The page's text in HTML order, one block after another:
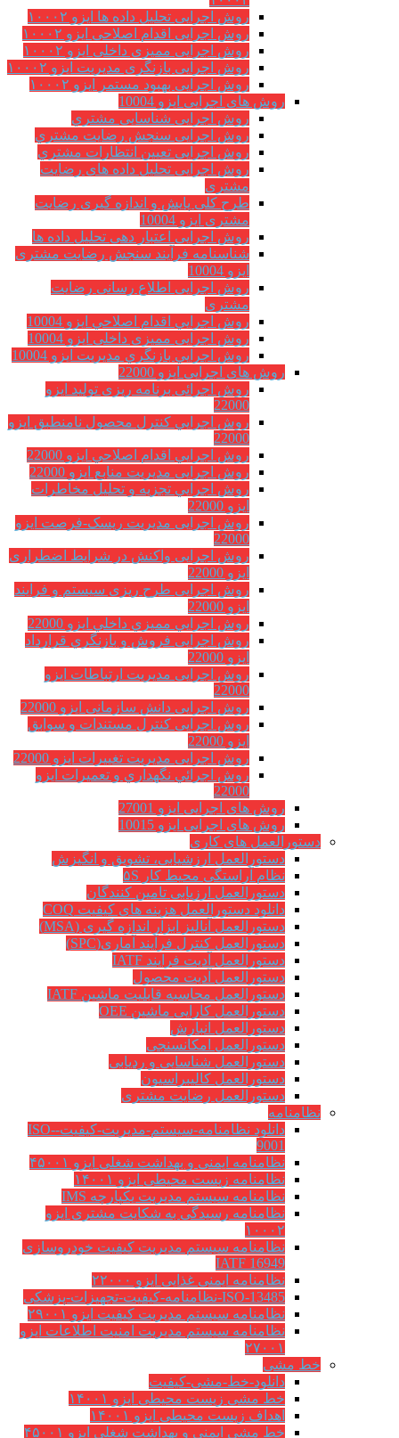
روش اجرایی تحلیل داده ها ایزو ۱۰۰۰۲
روش اجرایی اقدام اصلاحی ایزو ۱۰۰۰۲
روش اجرایی ممیزی داخلی ایزو ۱۰۰۰۲
روش اجرایی بازنگری مدیریت ایزو ۱۰۰۰۲
روش اجرایی بهبود مستمر ایزو ۱۰۰۰۲
روش های اجرایی ایزو 10004
روش اجرایی شناسایی مشتري
روش اجرایی سنجش رضایت مشتري
روش اجرایی تعیین انتظارات مشتري
روش اجرایی تحلیل داده های رضایت
مشتری
طرح کلی پایش و اندازه گیری رضایت
مشتری ایزو 10004
روش اجرایی اعتبار دهی تحلیل داده ها
شناسنامه فرآیند سنجش رضایت مشتری
ایزو 10004
روش اجرایی اطلاع رسانی رضایت
مشتری
روش اجرايي اقدام اصلاحي ایزو 10004
روش اجرایی ممیزی داخلی ایزو 10004
روش اجرايي بازنگري مديريت ایزو 10004
روش های اجرایی ایزو 22000
روش اجرائی برنامه ريزی توليد ایزو
22000
روش اجرايي كنترل محصول نامنطبق ایزو
22000
روش اجرايي اقدام اصلاحي ایزو 22000
روش اجرایی مدیریت منابع ایزو 22000
روش اجرايي تجزیه و تحلیل مخاطرات
ایزو 22000
روش اجرایی مدیریت ریسک-فرصت ایزو
22000
روش اجرایی واکنش در شرایط اضطراری
ایزو 22000
روش اجرایی طرح ریزی سیستم و فرایند
ایزو 22000
روش اجرايي مميزي داخلي ایزو 22000
روش اجرایی فروش و بازنگري قرارداد
ایزو 22000
روش اجرایی مدیریت ارتباطات ایزو
22000
روش اجرایی دانش سازمانی ایزو 22000
روش اجرایی کنترل مستندات و سوابق
ایزو 22000
روش اجرایی مدیریت تغییرات ایزو 22000
روش اجرائي نگهداري و تعميرات ایزو
22000
روش های اجرایی ایزو 27001
روش های اجرایی ایزو 10015
دستورالعمل های کاری
دستورالعمل ارزشیابی، تشویق و انگیزش
نظام آراستگی محیط کار ۵S
دستورالعمل ارزیابی تامین کنندگان
دانلود دستورالعمل هزینه های کیفیت COQ
دستورالعمل آنالیز ابزار اندازه گیری (MSA)
دستورالعمل کنترل فرآیند آماری(SPC)
دستورالعمل آدیت فرایند IATF
دستورالعمل آدیت محصول
دستورالعمل محاسبه قابلیت ماشین IATF
دستورالعمل کارایی ماشین OEE
دستورالعمل انبارش
دستورالعمل امکانسنجی
دستورالعمل شناسایی و ردیابی
دستورالعمل کالیبراسیون
دستورالعمل رضایت مشتری
نظامنامه
دانلود نظامنامه-سیستم-مدیریت-کیفیت-ISO-
9001
نظامنامه ایمنی و بهداشت شغلی ایزو ۴۵۰۰۱
نظامنامه زیست محیطی ایزو ۱۴۰۰۱
نظامنامه سیستم مدیریت یکپارچه IMS
نظامنامه رسیدگی به شکایت مشتری ایزو
۱۰۰۰۲
نظامنامه سیستم مدیریت کیفیت خودروسازی
IATF 16949
نظامنامه ایمنی غذایی ایزو ۲۲۰۰۰
ISO-13485-نظامنامه-کیفیت-تجهیزات-پزشکی
نظامنامه سیستم مدیریت کیفیت ایزو ۲۹۰۰۱
نظامنامه سیستم مدیریت امنیت اطلاعات ایزو
۲۷۰۰۱
خط مشی
دانلود-خط-مشی-کیفیت
خط مشی زیست محیطی ایزو ۱۴۰۰۱
اهداف زیست محیطی ایزو ۱۴۰۰۱
خط مشی ایمنی و بهداشت شغلی ایزو ۴۵۰۰۱